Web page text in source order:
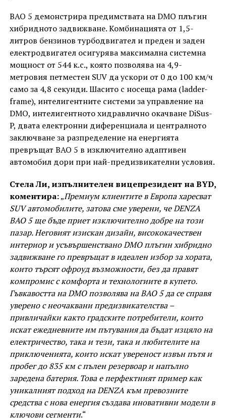
BAO 5 демонстрира предимствата на DMO плъгин
хибридното задвижване. Комбинацията от 1,5-
литров бензинов турбодвигател и преден и заден
електродвигател осигурява максимална системна
мощност от 544 к.с., която позволява на 4,9-
метровия петместен SUV да ускори от 0 до 100 км/ч
само за 4,8 секунди. Шасито с носеща рама (ladder-
frame), интелигентните системи за управление на
DMO, интелигентното хидравлично окачване DiSus-
P, двата електронни диференциала и централното
заключване за разпределение на енергията
превръщат BAO 5 в изключително адаптивен
автомобил дори при най-предизвикателни условия.
Стела Ли, изпълнителен вицепрезидент на BYD,
коментира:„Премиум клиентите в Европа харесват
SUV автомобилите, затова сме уверени, че DENZA
BAO 5 ще бъде приет изключително добре на този
пазар. Неговият изискан дизайн, висококачествен
интериор и усъвършенствано DMO плъгин хибридно
задвижване го превръщат в идеален избор за хората,
които търсят офроуд възможности, без да правят
компромис с комфорта и технологиите в купето.
Гъвкавостта на DMO позволява на BAO 5 да се справя
уверено с неочаквани предизвикателства –
привличайки както градските потребители, които
искат ежедневните им пътувания да бъдат изцяло на
електричество, така и тези, така и любителите на
приключенията, които искат увереност извън пътя и
пробег до 835 км с пълен резервоар и напълно
заредена батерия. Това е перфектният пример как
уникалният подход на DENZA към превозните
средства с нова енергия създава иновативни модели в
ключови сегменти.“